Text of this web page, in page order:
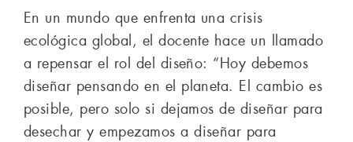
En un mundo que enfrenta una crisis
ecológica global, el docente hace un llamado
a repensar el rol del diseño: “Hoy debemos
diseñar pensando en el planeta. El cambio es
posible, pero solo si dejamos de diseñar para
desechar y empezamos a diseñar para